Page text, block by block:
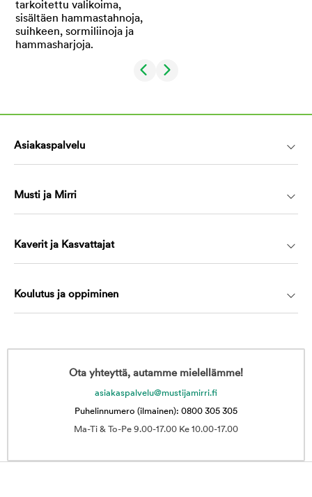
Asiakaspalvelu
Musti ja Mirri
Kaverit ja Kasvattajat
Koulutus ja oppiminen
Ota yhteyttä, autamme mielellämme!
asiakaspalvelu@mustijamirri.fi
Puhelinnumero (ilmainen): 0800 305 305
Ma-Ti & To-Pe 9.00-17.00 Ke 10.00-17.00